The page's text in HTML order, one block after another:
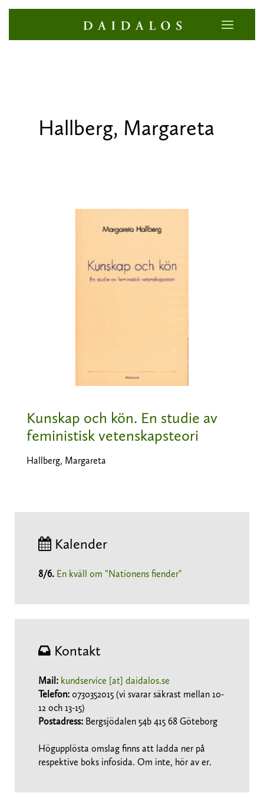
Hallberg, Margareta
Kunskap och kön. En studie av
feministisk vetenskapsteori
Hallberg, Margareta
Kalender
8/6. En kväll om "Nationens fiender"
Kontakt
Mail: kundservice [at] daidalos.se
Telefon: 0730352015 (vi svarar säkrast mellan 10-
12 och 13-15)
Postadress: Bergsjödalen 54b 415 68 Göteborg
Högupplösta omslag finns att ladda ner på
respektive boks infosida. Om inte, hör av er.